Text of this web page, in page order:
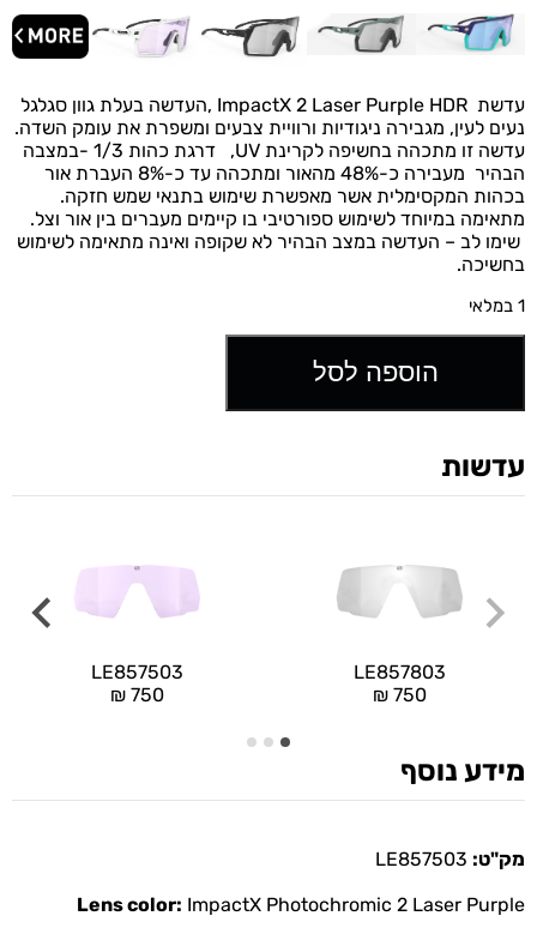
עדשת ImpactX 2 Laser Purple HDR ,העדשה בעלת גוון סגלגל
נעים לעין, מגבירה ניגודיות ורוויית צבעים ומשפרת את עומק השדה.
עדשה זו מתכהה בחשיפה לקרינת UV, דרגת כהות 1/3 -במצבה
הבהיר מעבירה כ-48% מהאור ומתכהה עד כ-8% העברת אור
בכהות המקסימלית אשר מאפשרת שימוש בתנאי שמש חזקה.
מתאימה במיוחד לשימוש ספורטיבי בו קיימים מעברים בין אור וצל.
שימו לב – העדשה במצב הבהיר לא שקופה ואינה מתאימה לשימוש
בחשיכה.
1 במלאי
הוספה לסל
עדשות
LE857803
₪ 750
LE857503
₪ 750
מידע נוסף
מק"ט:
Lens color: ImpactX Photochromic 2 Laser Purple